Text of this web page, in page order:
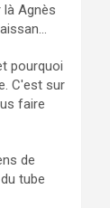
là Agnès
pourquoi
C'est sur
faire
de
tube